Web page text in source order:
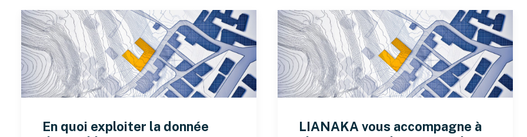
En quoi exploiter la donnée
LIANAKA vous accompagne à